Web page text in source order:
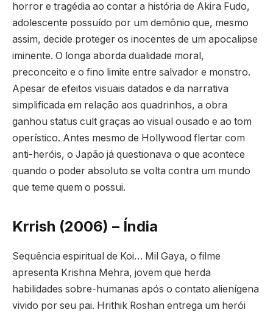
horror e tragédia ao contar a história de Akira Fudo,
adolescente possuído por um demônio que, mesmo
assim, decide proteger os inocentes de um apocalipse
iminente. O longa aborda dualidade moral,
preconceito e o fino limite entre salvador e monstro.
Apesar de efeitos visuais datados e da narrativa
simplificada em relação aos quadrinhos, a obra
ganhou status cult graças ao visual ousado e ao tom
operístico. Antes mesmo de Hollywood flertar com
anti-heróis, o Japão já questionava o que acontece
quando o poder absoluto se volta contra um mundo
que teme quem o possui.
Krrish (2006) – Índia
Sequência espiritual de Koi… Mil Gaya, o filme
apresenta Krishna Mehra, jovem que herda
habilidades sobre-humanas após o contato alienígena
vivido por seu pai. Hrithik Roshan entrega um herói